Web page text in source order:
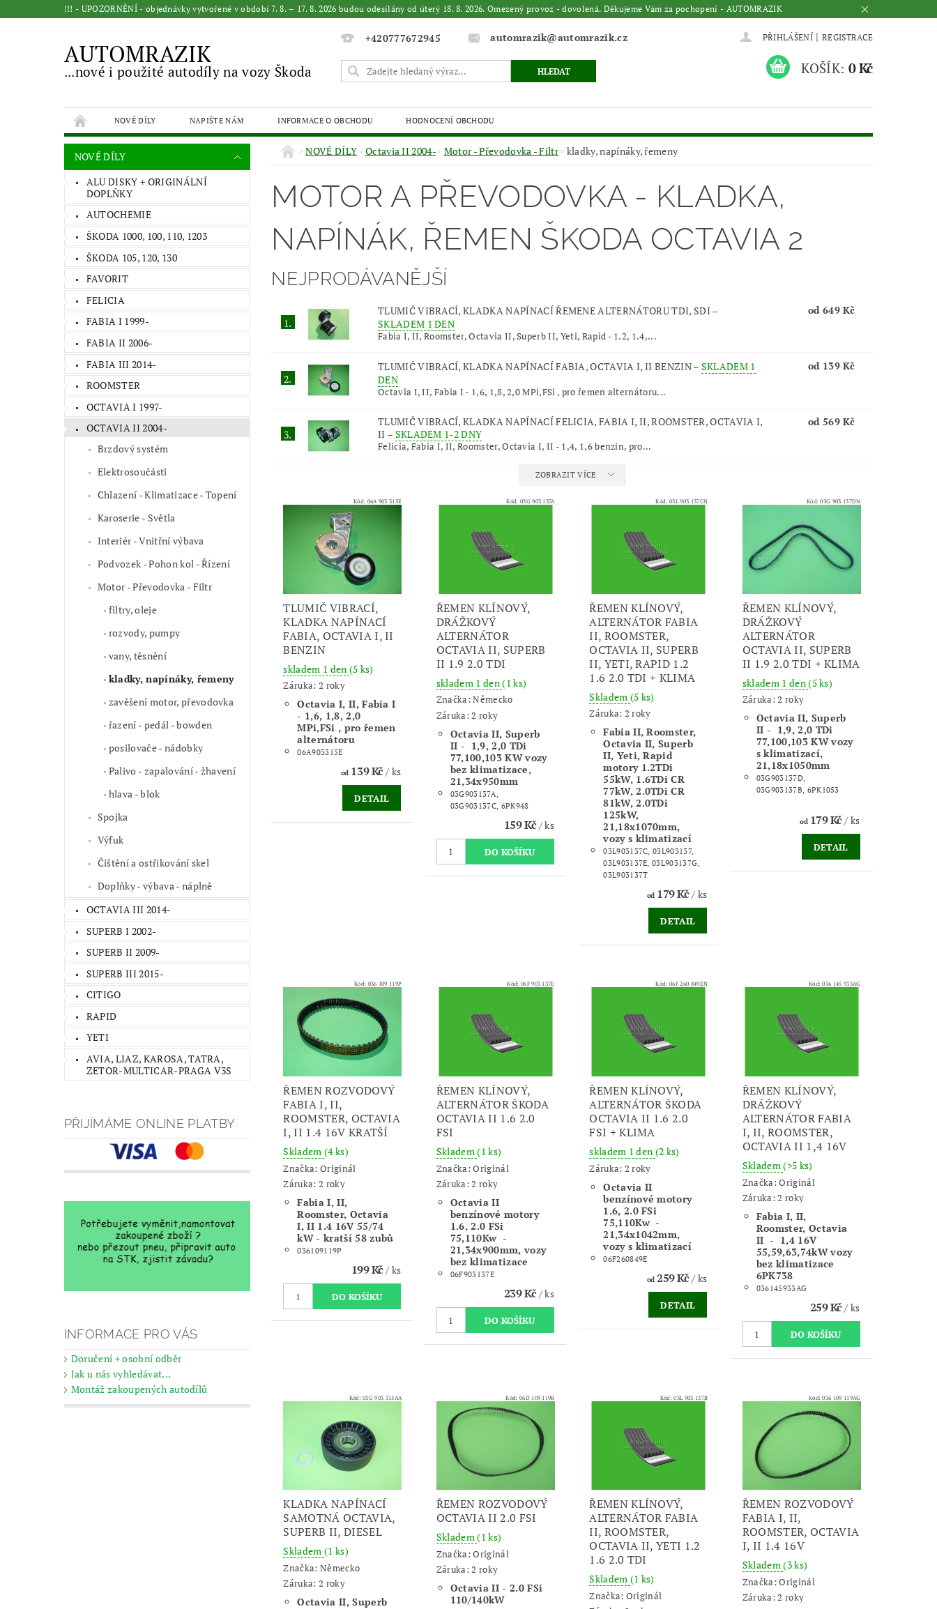
!!! - UPOZORNĚNÍ - objednávky vytvořené v období 7. 8. – 17. 8. 2026 budou odesílány od úterý 18. 8. 2026. Omezený provoz - dovolená. Děkujeme Vám za pochopení - AUTOMRAZIK
AUTOMRAZIK
...nové i použité autodíly na vozy Škoda
+420777672945 automrazik@automrazik.cz PŘIHLÁŠENÍ | REGISTRACE
KOŠÍK: 0 Kč
NOVÉ DÍLY NAPIŠTE NÁM INFORMACE O OBCHODU HODNOCENÍ OBCHODU
NOVÉ DÍLY
ALU DISKY + ORIGINÁLNÍ
DOPLŇKY
AUTOCHEMIE
ŠKODA 1000, 100, 110, 1203
ŠKODA 105, 120, 130
FAVORIT
FELICIA
FABIA I 1999-
FABIA II 2006-
FABIA III 2014-
ROOMSTER
OCTAVIA I 1997-
OCTAVIA II 2004-
Brzdový systém
Elektrosoučásti
Chlazení - Klimatizace - Topení
Karoserie - Světla
Interiér - Vnitřní výbava
Podvozek - Pohon kol - Řízení
Motor - Převodovka - Filtr
filtry, oleje
rozvody, pumpy
vany, těsnění
kladky, napínáky, řemeny
zavěšení motor, převodovka
řazení - pedál - bowden
posilovače - nádobky
Palivo - zapalování - žhavení
hlava - blok
Spojka
Výfuk
Čištění a ostřikování skel
Doplňky - výbava - náplně
OCTAVIA III 2014-
SUPERB I 2002-
SUPERB II 2009-
SUPERB III 2015-
CITIGO
RAPID
YETI
AVIA, LIAZ, KAROSA, TATRA,
ZETOR-MULTICAR-PRAGA V3S
PŘIJÍMÁME ONLINE PLATBY
INFORMACE PRO VÁS
Doručení + osobní odběr
Jak u nás vyhledávat...
Montáž zakoupených autodílů
NOVÉ DÍLY Octavia II 2004- Motor - Převodovka - Filtr kladky, napínáky, řemeny
MOTOR A PŘEVODOVKA - KLADKA,
NAPÍNÁK, ŘEMEN ŠKODA OCTAVIA 2
NEJPRODÁVANĚJŠÍ
1.
TLUMIČ VIBRACÍ, KLADKA NAPÍNACÍ ŘEMENE ALTERNÁTORU TDI, SDI –
SKLADEM 1 DEN
Fabia I, II, Roomster, Octavia II, Superb II, Yeti, Rapid - 1.2, 1.4,...
od 649 Kč
2.
TLUMIČ VIBRACÍ, KLADKA NAPÍNACÍ FABIA, OCTAVIA I, II BENZIN– SKLADEM 1
DEN
Octavia I, II, Fabia I - 1,6, 1,8, 2,0 MPi,FSi , pro řemen alternátoru...
od 139 Kč
3.
TLUMIČ VIBRACÍ, KLADKA NAPÍNACÍ FELICIA, FABIA I, II, ROOMSTER, OCTAVIA I,
II – SKLADEM 1-2 DNY
Felicia, Fabia I, II, Roomster, Octavia I, II - 1,4, 1,6 benzin, pro...
od 569 Kč
ZOBRAZIT VÍCE
Kód: 06A 903 315E
TLUMIČ VIBRACÍ,
KLADKA NAPÍNACÍ
FABIA, OCTAVIA I, II
BENZIN
skladem 1 den (5 ks)
Záruka: 2 roky
Octavia I, II, Fabia I
- 1,6, 1,8, 2,0
MPi,FSi , pro řemen
alternátoru
06A903315E
od139 Kč/ ks
DETAIL
Kód: 03G 903 137A
ŘEMEN KLÍNOVÝ,
DRÁŽKOVÝ
ALTERNÁTOR
OCTAVIA II, SUPERB
II 1.9 2.0 TDI
skladem 1 den(1 ks)
Značka:Německo
Záruka: 2 roky
Octavia II, Superb
II - 1,9, 2,0 TDi
77,100,103 KW vozy
bez klimatizace,
21,34x950mm
03G903137A,
03G903137C, 6PK948
159 Kč/ ks
Kód:03L 903 137CN
ŘEMEN KLÍNOVÝ,
ALTERNÁTOR FABIA
II, ROOMSTER,
OCTAVIA II, SUPERB
II, YETI, RAPID 1.2
1.6 2.0 TDI + KLIMA
Skladem (5 ks)
Záruka: 2 roky
Fabia II, Roomster,
Octavia II, Superb
II, Yeti, Rapid
motory 1.2TDi
55kW, 1.6TDi CR
77kW, 2.0TDi CR
81kW, 2.0TDi
125kW,
21,18x1070mm,
vozy s klimatizací
03L903137C, 03L903137,
03L903137E, 03L903137G,
03L903137T
od179 Kč/ ks
DETAIL
Kód:03G 903 137DN
ŘEMEN KLÍNOVÝ,
DRÁŽKOVÝ
ALTERNÁTOR
OCTAVIA II, SUPERB
II 1.9 2.0 TDI + KLIMA
skladem 1 den(5 ks)
Záruka: 2 roky
Octavia II, Superb
II - 1,9, 2,0 TDi
77,100,103 KW vozy
s klimatizací,
21,18x1050mm
03G903137D,
03G903137B, 6PK1053
od179 Kč/ ks
DETAIL
Kód: 036 109 119P
ŘEMEN ROZVODOVÝ
FABIA I, II,
ROOMSTER, OCTAVIA
I, II 1.4 16V KRATŠÍ
Skladem (4 ks)
Značka: Originál
Záruka: 2 roky
Fabia I, II,
Roomster, Octavia
I, II 1.4 16V 55/74
kW - kratší 58 zubů
036109119P
199 Kč/ ks
Kód: 06F 903 137E
ŘEMEN KLÍNOVÝ,
ALTERNÁTOR ŠKODA
OCTAVIA II 1.6 2.0
FSI
Skladem(1 ks)
Značka:Originál
Záruka: 2 roky
Octavia II
benzínové motory
1.6, 2.0 FSi
75,110Kw -
21,34x900mm, vozy
bez klimatizace
06F903137E
239 Kč/ ks
Kód:06F 260 849EN
ŘEMEN KLÍNOVÝ,
ALTERNÁTOR ŠKODA
OCTAVIA II 1.6 2.0
FSI + KLIMA
skladem 1 den (2 ks)
Záruka: 2 roky
Octavia II
benzínové motory
1.6, 2.0 FSi
75,110Kw -
21,34x1042mm,
vozy s klimatizací
06F260849E
od259 Kč/ ks
DETAIL
Kód:036 145 933AG
ŘEMEN KLÍNOVÝ,
DRÁŽKOVÝ
ALTERNÁTOR FABIA
I, II, ROOMSTER,
OCTAVIA II 1,4 16V
Skladem(>5 ks)
Značka:Originál
Záruka: 2 roky
Fabia I, II,
Roomster, Octavia
II - 1,4 16V
55,59,63,74kW vozy
bez klimatizace
6PK738
036145933AG
259 Kč/ ks
Kód:03G 903 315AA
KLADKA NAPÍNACÍ
SAMOTNÁ OCTAVIA,
SUPERB II, DIESEL
Skladem (1 ks)
Značka: Německo
Záruka: 2 roky
Octavia II, Superb
Kód: 06D 109 119B
ŘEMEN ROZVODOVÝ
OCTAVIA II 2.0 FSI
Skladem(1 ks)
Značka:Originál
Záruka: 2 roky
Octavia II - 2.0 FSi
110/140kW
Kód:03L 903 137B
ŘEMEN KLÍNOVÝ,
ALTERNÁTOR FABIA
II, ROOMSTER,
OCTAVIA II, YETI 1.2
1.6 2.0 TDI
Skladem (1 ks)
Značka: Originál
Kód:036 109 119AG
ŘEMEN ROZVODOVÝ
FABIA I, II,
ROOMSTER, OCTAVIA
I, II 1.4 16V
Skladem(3 ks)
Značka:Originál
Záruka: 2 roky